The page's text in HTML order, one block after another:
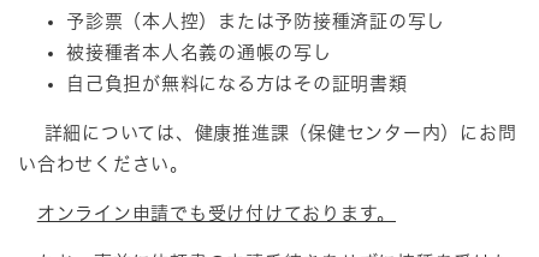
予診票（本人控）または予防接種済証の写し
被接種者本人名義の通帳の写し
自己負担が無料になる方はその証明書類
詳細については、健康推進課（保健センター内）にお問
い合わせください。
オンライン申請でも受け付けております。